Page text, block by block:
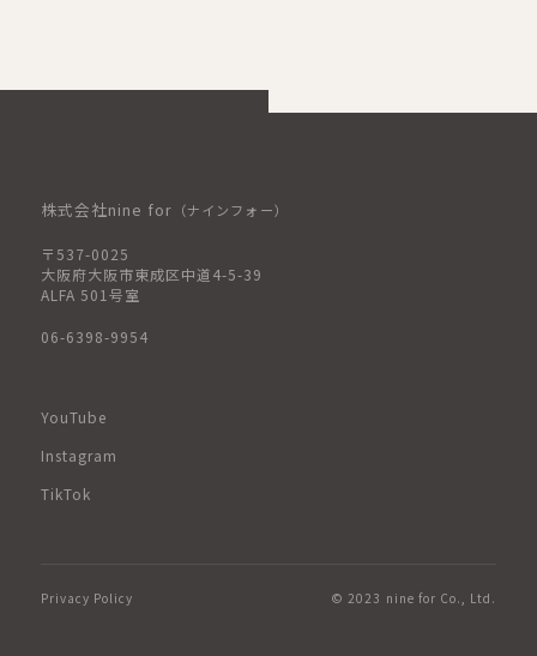
株式会社nine for （ナインフォー）
〒537-0025
大阪府大阪市東成区中道4-5-39
ALFA 501号室
06-6398-9954
YouTube
Instagram
TikTok
Privacy Policy © 2023 nine for Co., Ltd.